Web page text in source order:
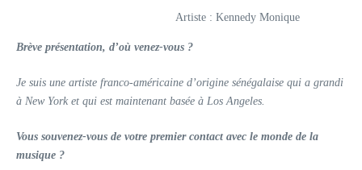
Artiste : Kennedy Monique
Brève présentation, d’où venez-vous ?
Je suis une artiste franco-américaine d’origine sénégalaise qui a grandi
à New York et qui est maintenant basée à Los Angeles.
Vous souvenez-vous de votre premier contact avec le monde de la
musique ?